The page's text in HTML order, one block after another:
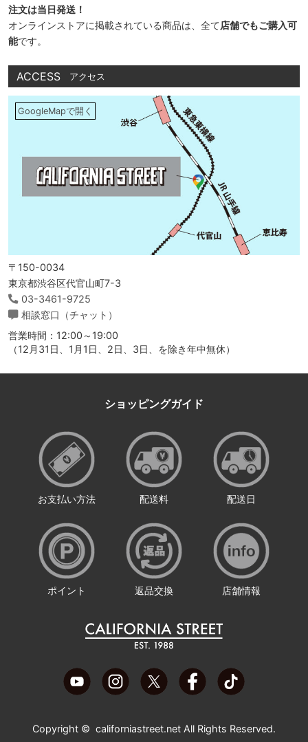
注文は当日発送！
オンラインストアに掲載されている商品は、全て店舗でもご購入可
能です。
ACCESS アクセス
GoogleMapで開く
〒150-0034
東京都渋谷区代官山町7-3
03-3461-9725
相談窓口（チャット）
営業時間：12:00～19:00
（12月31日、1月1日、2日、3日、を除き年中無休）
ショッピングガイド
お支払い方法 配送料 配送日
ポイント 返品交換 店舗情報
Copyright © californiastreet.net All Rights Reserved.